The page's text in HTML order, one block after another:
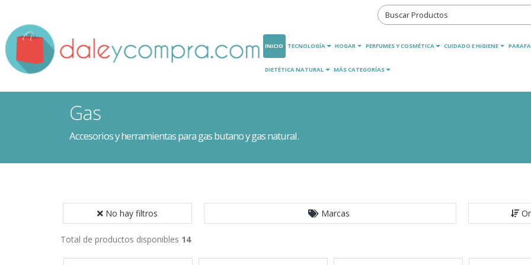
INICIO TECNOLOGÍA HOGAR PERFUMES Y COSMÉTICA CUIDADO E HIGIENE
DIETÉTICA NATURAL MÁS CATEGORÍAS
Gas
Accesorios y herramientas para gas butano y gas natural.
No hay filtros Marcas
Total de productos disponibles 14